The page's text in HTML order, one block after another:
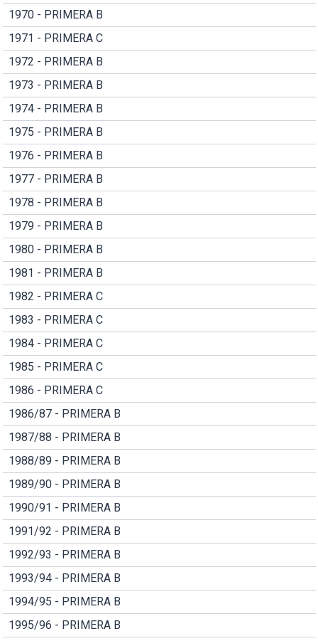
1970 - PRIMERA B
1971 - PRIMERA C
1972 - PRIMERA B
1973 - PRIMERA B
1974 - PRIMERA B
1975 - PRIMERA B
1976 - PRIMERA B
1977 - PRIMERA B
1978 - PRIMERA B
1979 - PRIMERA B
1980 - PRIMERA B
1981 - PRIMERA B
1982 - PRIMERA C
1983 - PRIMERA C
1984 - PRIMERA C
1985 - PRIMERA C
1986 - PRIMERA C
1986/87 - PRIMERA B
1987/88 - PRIMERA B
1988/89 - PRIMERA B
1989/90 - PRIMERA B
1990/91 - PRIMERA B
1991/92 - PRIMERA B
1992/93 - PRIMERA B
1993/94 - PRIMERA B
1994/95 - PRIMERA B
1995/96 - PRIMERA B